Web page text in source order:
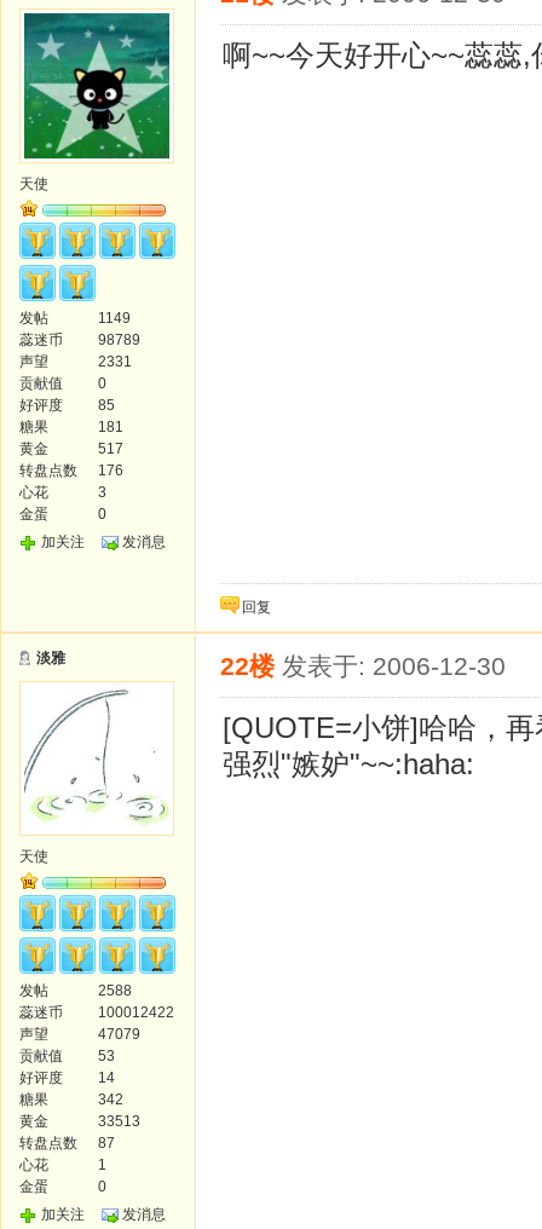
天使
发帖
1149
蕊迷币
98789
声望
2331
贡献值
0
好评度
85
糖果
181
黄金
517
转盘点数
176
心花
3
金蛋
0
加关注
发消息
啊~~今天好开心~~蕊蕊
回复
淡雅
天使
发帖
2588
蕊迷币
100012422
声望
47079
贡献值
53
好评度
14
糖果
342
黄金
33513
转盘点数
87
心花
1
金蛋
0
加关注
发消息
22楼 发表于: 2006-12-30
[QUOTE=小饼]哈哈，
强烈"嫉妒"~~:haha: